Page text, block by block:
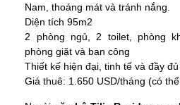
Nam, thoáng mát và tránh nắng.
Diện tích 95m2
2 phòng ngủ, 2 toilet, phòng
phòng giặt và ban công
Thiết kế hiện đại, tinh tế và đầy
Giá thuê: 1.650 USD/tháng (có